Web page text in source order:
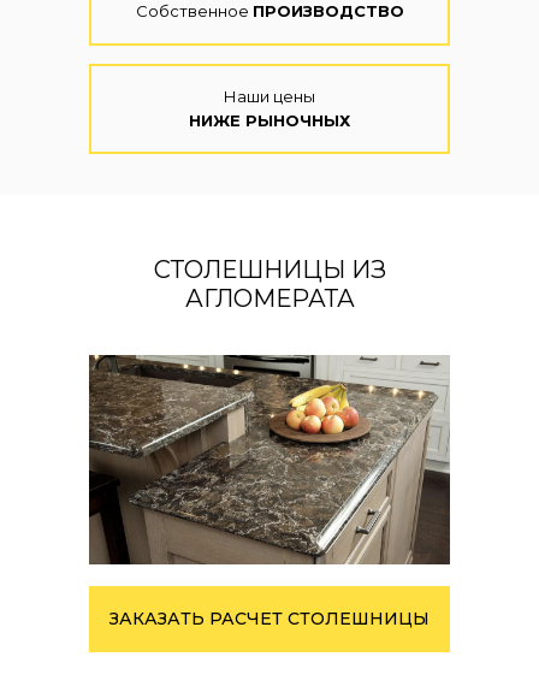
Собственное ПРОИЗВОДСТВО
Наши цены
НИЖЕ РЫНОЧНЫХ
СТОЛЕШНИЦЫ ИЗ
АГЛОМЕРАТА
ЗАКАЗАТЬ РАСЧЕТ СТОЛЕШНИЦЫ